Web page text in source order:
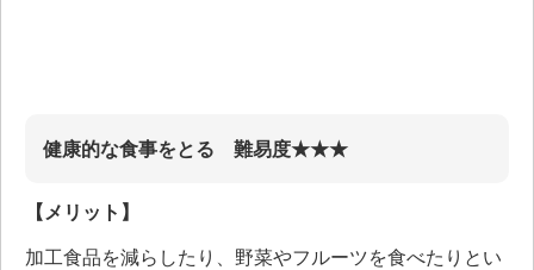
健康的な食事をとる 難易度★★★
【メリット】
加工食品を減らしたり、野菜やフルーツを食べたりとい